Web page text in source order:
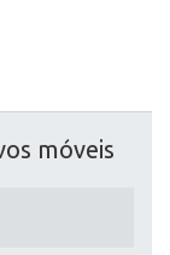
móveis